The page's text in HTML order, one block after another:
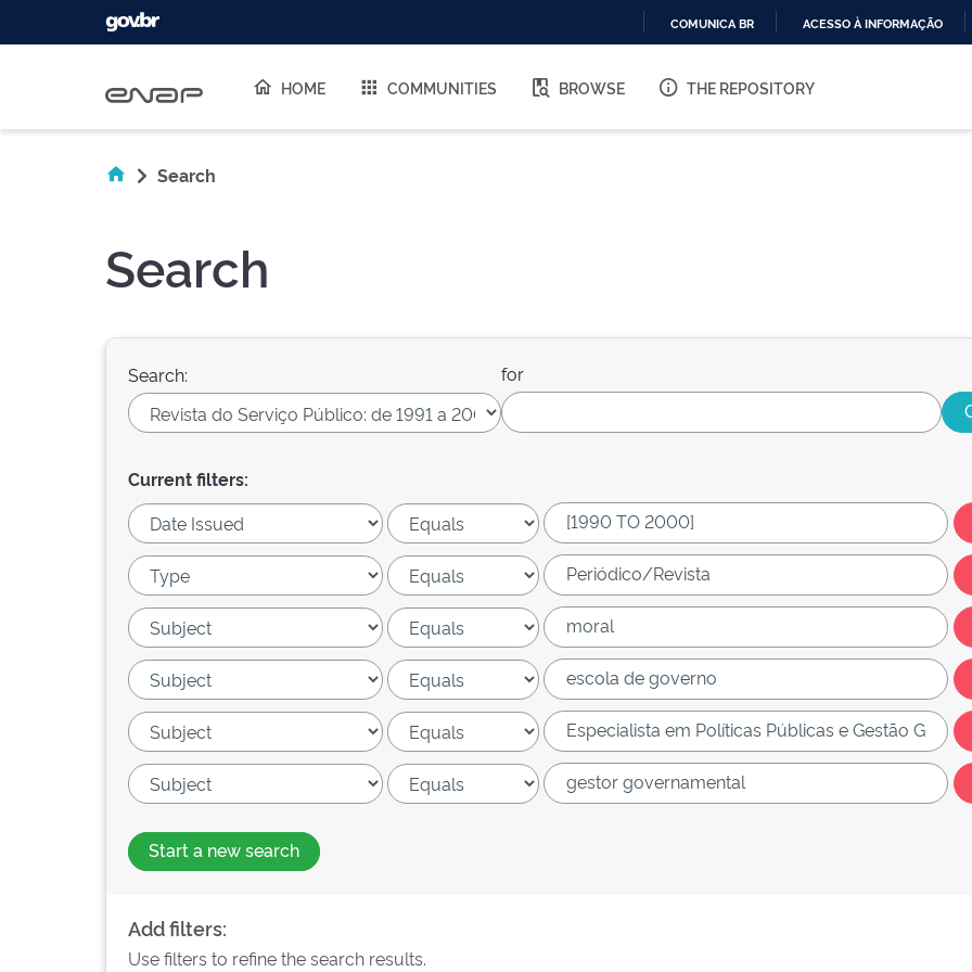
O
COMUNICA BR ACESSO À INFORMAÇÃO
HOME COMMUNITIES BROWSE THE REPOSITORY
Search
Search
Search: for
Current filters:
Start a new search
Add filters:
Use filters to refine the search results.